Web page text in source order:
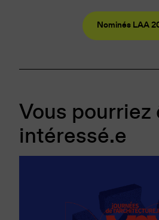
Nominés LAA
Vous pourriez
intéressé.e